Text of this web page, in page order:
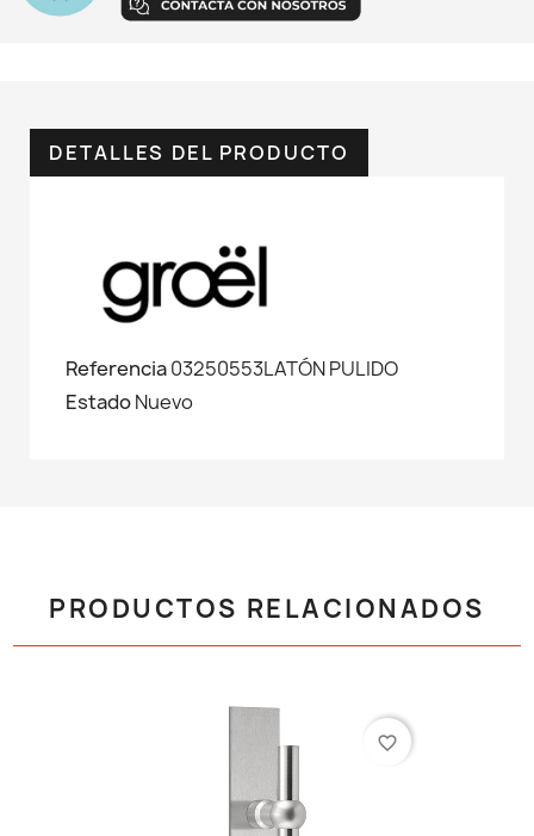
DETALLES DEL PRODUCTO
Referencia03250553LATÓN PULIDO
EstadoNuevo
PRODUCTOS RELACIONADOS
favorite_border